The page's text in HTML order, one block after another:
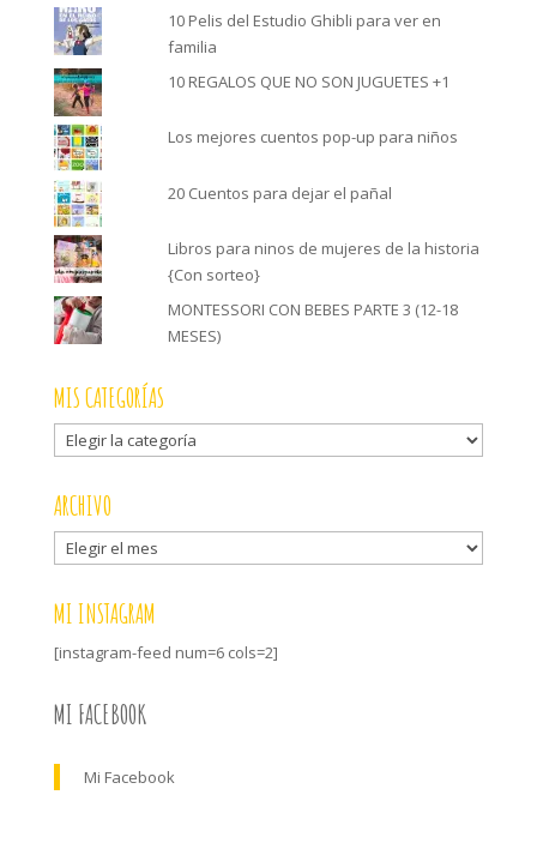
10 Pelis del Estudio Ghibli para ver en
familia
10 REGALOS QUE NO SON JUGUETES +1
Los mejores cuentos pop-up para niños
20 Cuentos para dejar el pañal
Libros para ninos de mujeres de la historia
{Con sorteo}
MONTESSORI CON BEBES PARTE 3 (12-18
MESES)
MIS CATEGORÍAS
Mis
categorías
ARCHIVO
Archivo
MI INSTAGRAM
[instagram-feed num=6 cols=2]
MI FACEBOOK
Mi Facebook